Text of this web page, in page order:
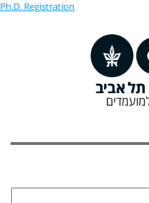
Ph.D. Registration